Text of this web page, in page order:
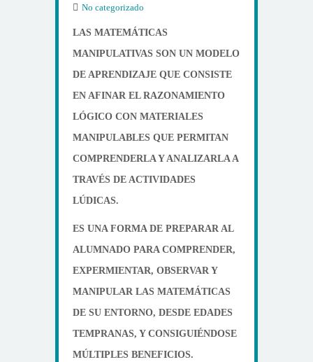
No categorizado
LAS MATEMÁTICAS
MANIPULATIVAS SON UN MODELO
DE APRENDIZAJE QUE CONSISTE
EN AFINAR EL RAZONAMIENTO
LÓGICO CON MATERIALES
MANIPULABLES QUE PERMITAN
COMPRENDERLA Y ANALIZARLA A
TRAVÉS DE ACTIVIDADES
LÚDICAS.
ES UNA FORMA DE PREPARAR AL
ALUMNADO PARA COMPRENDER,
EXPERMIENTAR, OBSERVAR Y
MANIPULAR LAS MATEMÁTICAS
DE SU ENTORNO, DESDE EDADES
TEMPRANAS, Y CONSIGUIÉNDOSE
MÚLTIPLES BENEFICIOS.